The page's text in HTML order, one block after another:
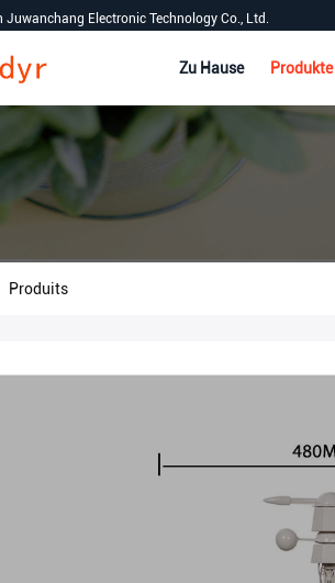
Juwanchang Electronic Technology Co., Ltd.
Zu Hause Produkte
Produits